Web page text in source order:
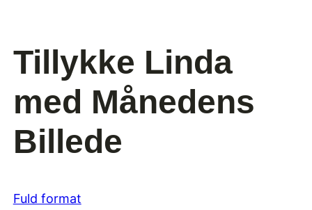
Tillykke Linda
med Månedens
Billede
Fuld format